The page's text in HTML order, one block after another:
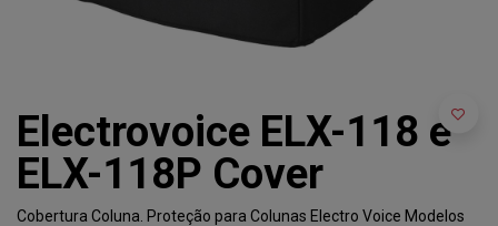
Electrovoice ELX-118 e
ELX-118P Cover
Cobertura Coluna. Proteção para Colunas Electro Voice Modelos